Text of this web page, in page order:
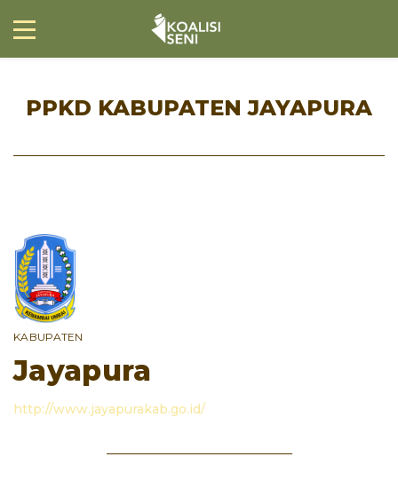
PPKD KABUPATEN JAYAPURA
KABUPATEN
Jayapura
http://www.jayapurakab.go.id/